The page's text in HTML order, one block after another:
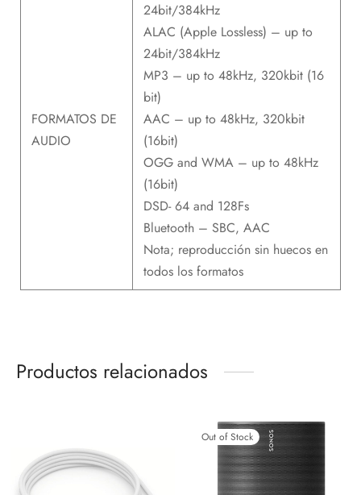
FORMATOS DE
AUDIO
24bit/384kHz
ALAC (Apple Lossless) – up to
24bit/384kHz
MP3 – up to 48kHz, 320kbit (16
bit)
AAC – up to 48kHz, 320kbit
(16bit)
OGG and WMA – up to 48kHz
(16bit)
DSD- 64 and 128Fs
Bluetooth – SBC, AAC
Nota; reproducción sin huecos en
todos los formatos
Productos relacionados
Out of Stock